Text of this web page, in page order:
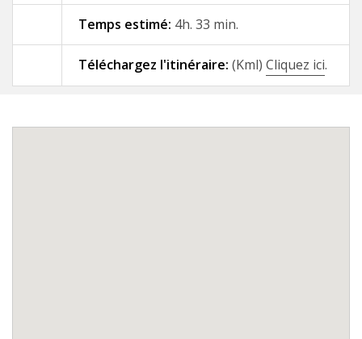
09 - A Gándara - Santiago de
Compostela
Temps estimé: 4h. 33 min.
Téléchargez l'itinéraire: (Kml) Cliquez ici.